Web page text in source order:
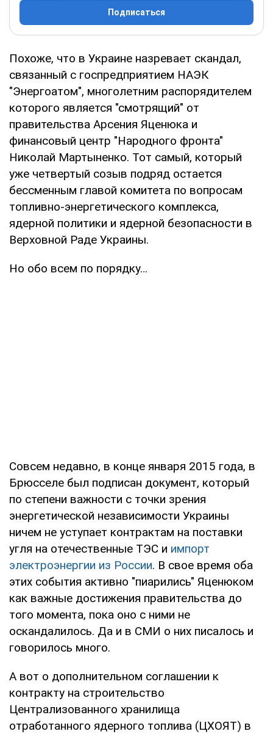
Подписаться
Похоже, что в Украине назревает скандал,
связанный с госпредприятием НАЭК
"Энергоатом", многолетним распорядителем
которого является "смотрящий" от
правительства Арсения Яценюка и
финансовый центр "Народного фронта"
Николай Мартыненко. Тот самый, который
уже четвертый созыв подряд остается
бессменным главой комитета по вопросам
топливно-энергетического комплекса,
ядерной политики и ядерной безопасности в
Верховной Раде Украины.
Но обо всем по порядку…
Совсем недавно, в конце января 2015 года, в
Брюсселе был подписан документ, который
по степени важности с точки зрения
энергетической независимости Украины
ничем не уступает контрактам на поставки
угля на отечественные ТЭС и импорт
электроэнергии из России. В свое время оба
этих события активно "пиарились" Яценюком
как важные достижения правительства до
того момента, пока оно с ними не
оскандалилось. Да и в СМИ о них писалось и
говорилось много.
А вот о дополнительном соглашении к
контракту на строительство
Централизованного хранилища
отработанного ядерного топлива (ЦХОЯТ) в